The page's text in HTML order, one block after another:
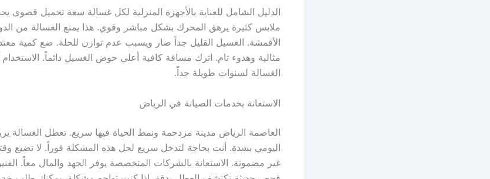
الدليل الشامل للعناية بالأجهزة المنزلية لكل غسالة سعة تحميل قصوى
ملابس كثيرة يرهق المحرك بشكل مباشر وقوي. هذا يمنع الغسالة من
الأقمشة. الغسيل القليل جداً ضار ويسبب عدم توازن للحلة. ضع كمية
مثالية وهدوء تام. اترك مسافة كافية أعلى حوض الغسيل دائماً.
الغسالة لسنوات طويلة جداً.
الاستعانة بخدمات الصيانة في الرياض
العاصمة الرياض مدينة مزدحمة ونمط الحياة فيها سريع. تعطل الغسالة
اليومي بشدة. أنت بحاجة لتدخل سريع لحل هذه المشكلة فوراً. لا تضيع
غير مضمونة. الاستعانة بالشركات المتخصصة يوفر الجهد والمال معاً.